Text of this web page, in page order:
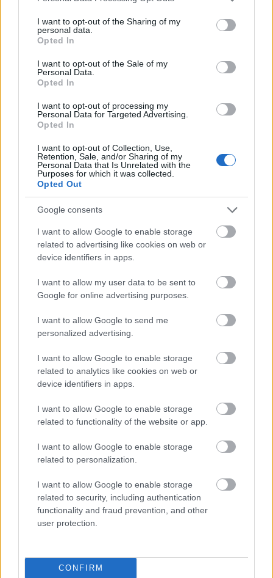
not limited to your visit or usage behaviour. You may click to
grant or deny consent to Google and its third-party tags to
use your data for below specified purposes in below Google
consent section.
I want to opt-out of the Sharing of my
personal data.
Opted In
I want to opt-out of the Sale of my
Personal Data.
Opted In
I want to opt-out of processing my
Personal Data for Targeted Advertising.
Opted In
I want to opt-out of Collection, Use,
Retention, Sale, and/or Sharing of my
Personal Data that Is Unrelated with the
Purposes for which it was collected.
Opted Out
Google consents
I want to allow Google to enable storage
related to advertising like cookies on web or
device identifiers in apps.
I want to allow my user data to be sent to
Google for online advertising purposes.
I want to allow Google to send me
personalized advertising.
I want to allow Google to enable storage
related to analytics like cookies on web or
device identifiers in apps.
I want to allow Google to enable storage
related to functionality of the website or app.
I want to allow Google to enable storage
related to personalization.
I want to allow Google to enable storage
related to security, including authentication
functionality and fraud prevention, and other
user protection.
CONFIRM
Történelmi táj, amelynek minden köve mesél –
megújul a tatai Angolkert
A projekt részeként megújulnak a területen található
műemlékek, köztük a különleges Műromok, valamint a közeli
Várkanyarban álló Nepomuki Szent János híd és szobor is.
Bicske Kelet csomópont építése
Új gyalogosátkelők és jelzőlámpás
csomópont épül Angyalföldön
Hódmezővásárhely jó hírű református
iskoláját
Látványos építési szakasz indult be a
Flórián téri felüljárón
HÍRLEVÉL
E-mail cím
Feliratkozom a hírlevélre és elfogadom az
szabályzatot!